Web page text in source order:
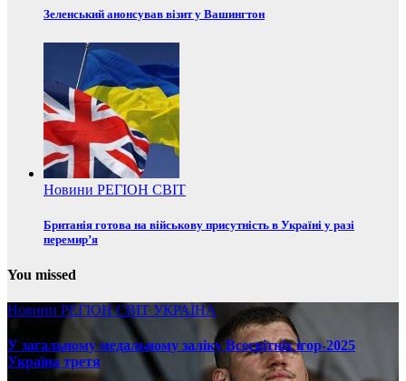
Зеленський анонсував візит у Вашингтон
Новини РЕГІОН СВІТ
Британія готова на військову присутність в Україні у разі
перемир’я
You missed
Новини РЕГІОНСВІТ УКРАЇНА
У загальному медальному заліку Всесвітніх ігор-2025
Україна третя